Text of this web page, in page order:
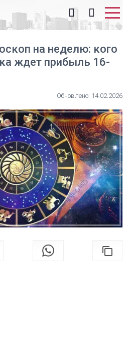
на неделю: кого
ждет прибыль 16-
Обновлено: 14.02.2026